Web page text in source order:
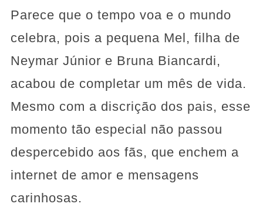
Parece que o tempo voa e o mundo
celebra, pois a pequena Mel, filha de
Neymar Júnior e Bruna Biancardi,
acabou de completar um mês de vida.
Mesmo com a discrição dos pais, esse
momento tão especial não passou
despercebido aos fãs, que enchem a
internet de amor e mensagens
carinhosas.